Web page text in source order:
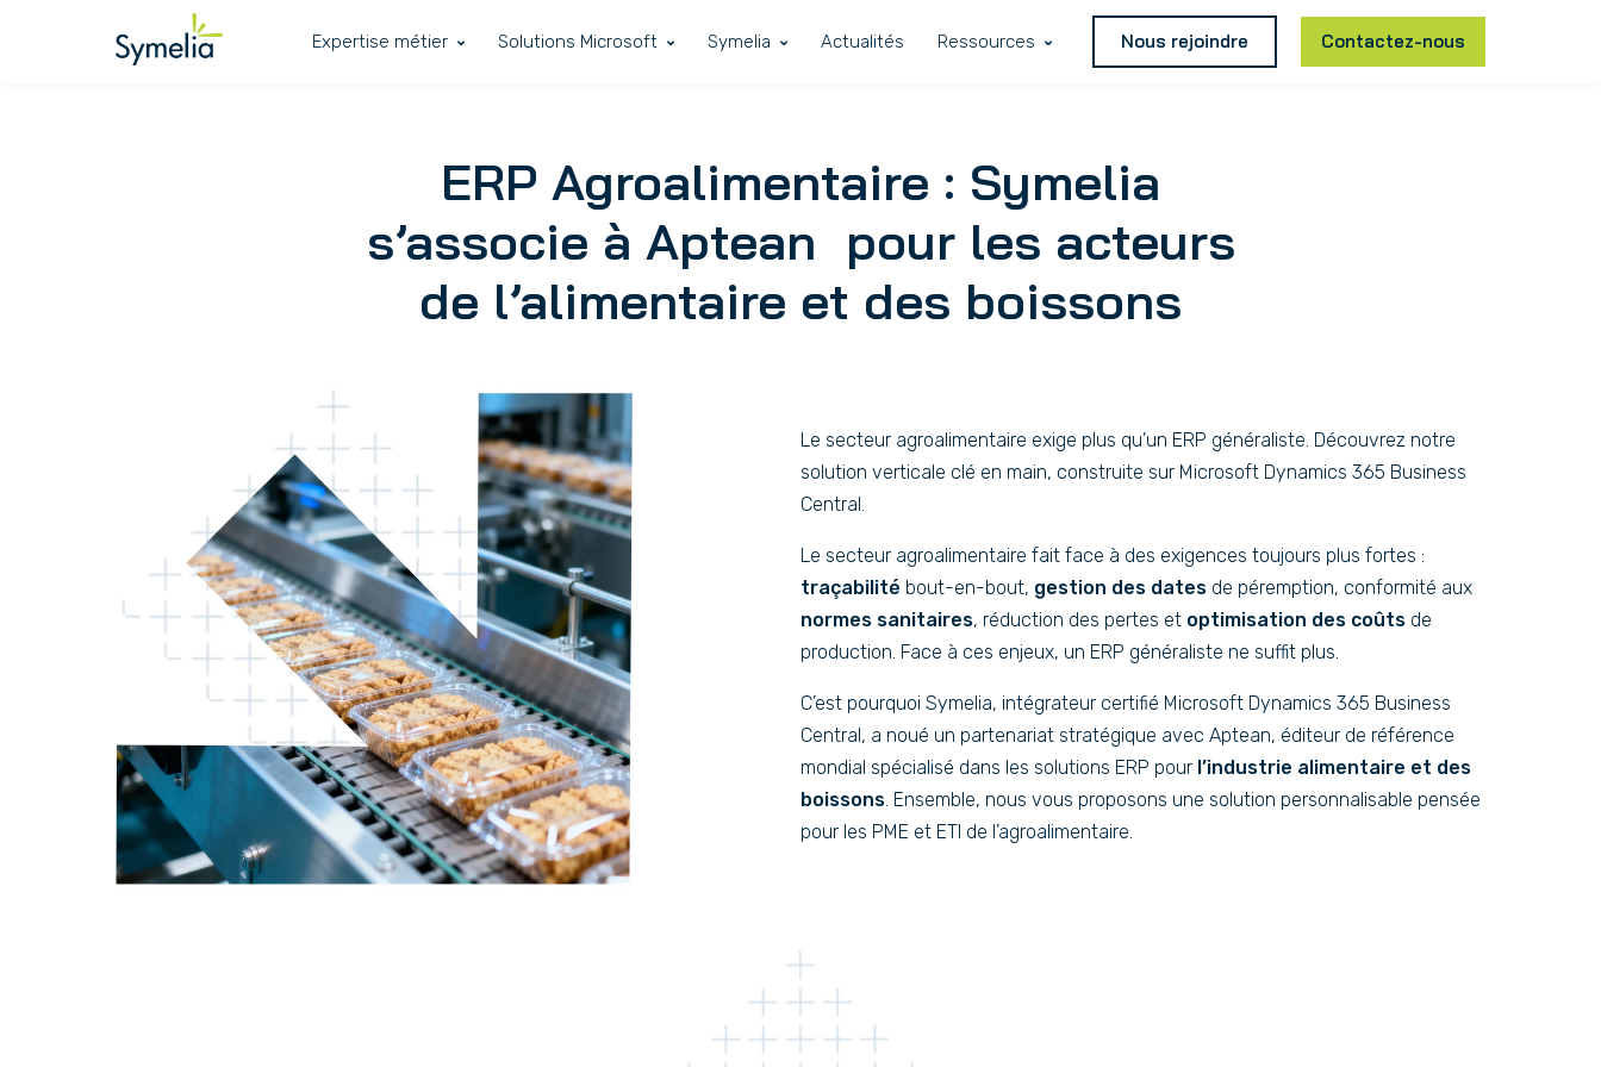
Expertise métier Solutions Microsoft Symelia Actualités Ressources Nous rejoindre Contactez-nous
ERP Agroalimentaire : Symelia
s’associe à Aptean pour les acteurs
de l’alimentaire et des boissons
Le secteur agroalimentaire exige plus qu’un ERP généraliste. Découvrez notre
solution verticale clé en main, construite sur Microsoft Dynamics 365 Business
Central.
Le secteur agroalimentaire fait face à des exigences toujours plus fortes :
traçabilité bout-en-bout, gestion des dates de péremption, conformité aux
normes sanitaires, réduction des pertes et optimisation des coûts de
production. Face à ces enjeux, un ERP généraliste ne suffit plus.
C’est pourquoi Symelia, intégrateur certifié Microsoft Dynamics 365 Business
Central, a noué un partenariat stratégique avec Aptean, éditeur de référence
mondial spécialisé dans les solutions ERP pour l’industrie alimentaire et des
boissons . Ensemble, nous vous proposons une solution personnalisable pensée
pour les PME et ETI de l’agroalimentaire.